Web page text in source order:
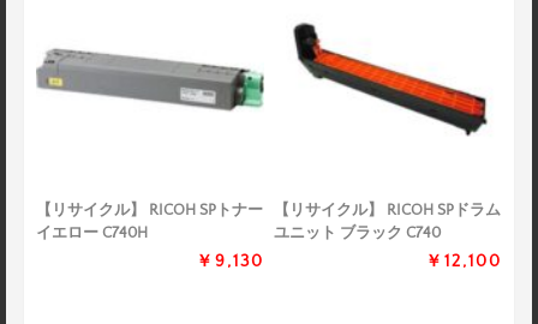
【リサイクル】 RICOH SPトナー
イエロー C740H
￥9,130
【リサイクル】 RICOH SPドラム
ユニット ブラック C740
￥12,100